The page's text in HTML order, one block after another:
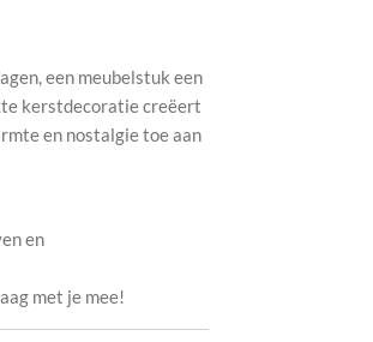
een meubelstuk een
kerstdecoratie creëert
en nostalgie toe aan
en
met je mee!